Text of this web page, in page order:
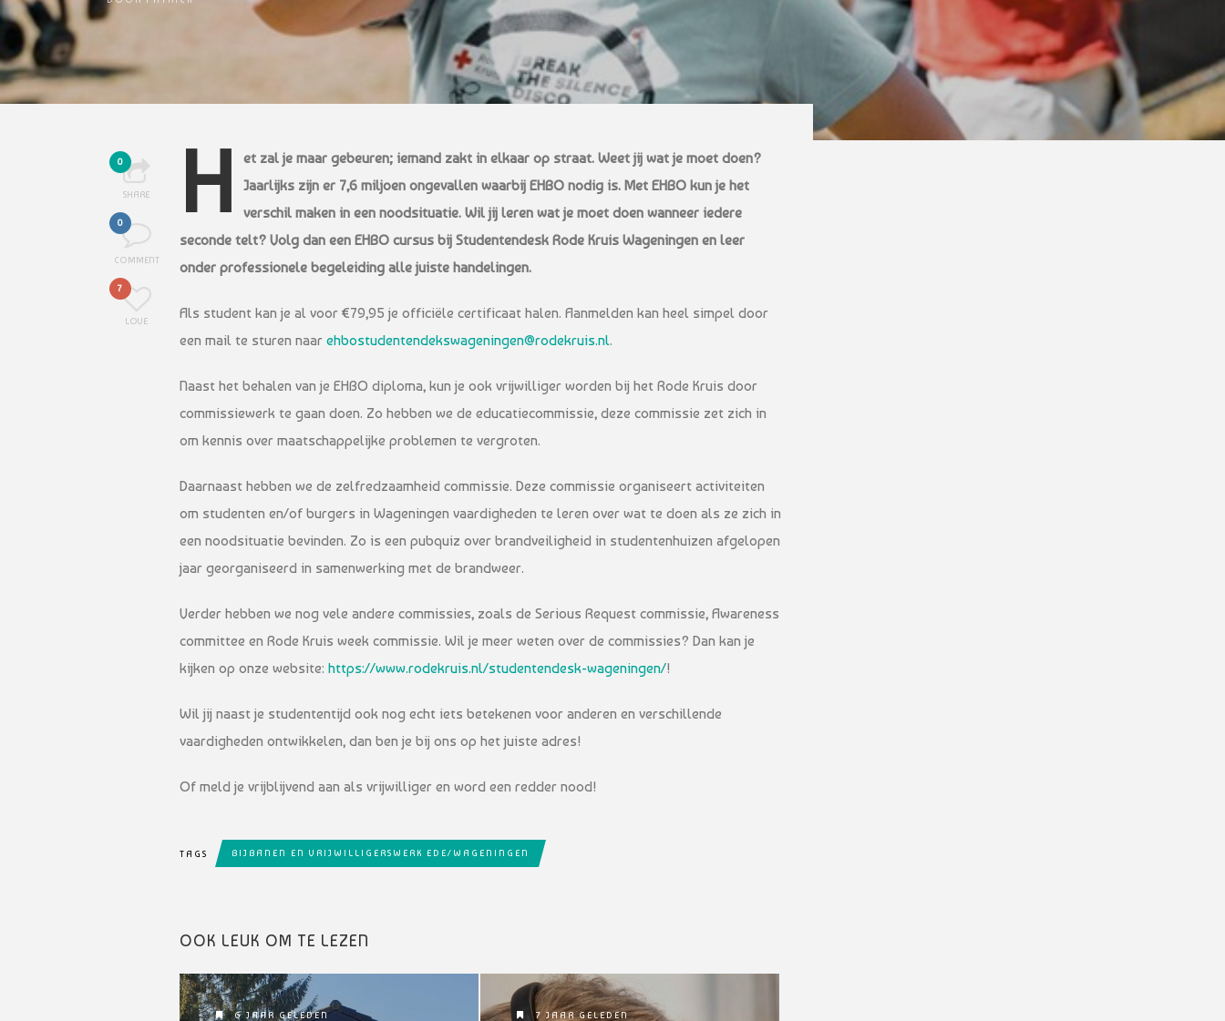
0
SHARE
0
COMMENT
7
LOVE
H
et zal je maar gebeuren; iemand zakt in elkaar op straat. Weet jij wat je moet doen?
Jaarlijks zijn er 7,6 miljoen ongevallen waarbij EHBO nodig is. Met EHBO kun je het
verschil maken in een noodsituatie. Wil jij leren wat je moet doen wanneer iedere
seconde telt? Volg dan een EHBO cursus bij Studentendesk Rode Kruis Wageningen en leer
onder professionele begeleiding alle juiste handelingen.
Als student kan je al voor €79,95 je officiële certificaat halen. Aanmelden kan heel simpel door
een mail te sturen naar ehbostudentendekswageningen@rodekruis.nl.
Naast het behalen van je EHBO diploma, kun je ook vrijwilliger worden bij het Rode Kruis door
commissiewerk te gaan doen. Zo hebben we de educatiecommissie, deze commissie zet zich in
om kennis over maatschappelijke problemen te vergroten.
Daarnaast hebben we de zelfredzaamheid commissie. Deze commissie organiseert activiteiten
om studenten en/of burgers in Wageningen vaardigheden te leren over wat te doen als ze zich in
een noodsituatie bevinden. Zo is een pubquiz over brandveiligheid in studentenhuizen afgelopen
jaar georganiseerd in samenwerking met de brandweer.
Verder hebben we nog vele andere commissies, zoals de Serious Request commissie, Awareness
committee en Rode Kruis week commissie. Wil je meer weten over de commissies? Dan kan je
kijken op onze website: https://www.rodekruis.nl/studentendesk-wageningen/!
Wil jij naast je studententijd ook nog echt iets betekenen voor anderen en verschillende
vaardigheden ontwikkelen, dan ben je bij ons op het juiste adres!
Of meld je vrijblijvend aan als vrijwilliger en word een redder nood!
TAGS BIJBANEN EN VRIJWILLIGERSWERK EDE/WAGENINGEN
OOK LEUK OM TE LEZEN
6 JAAR GELEDEN 7 JAAR GELEDEN